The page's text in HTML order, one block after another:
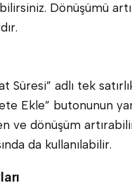
Dönüşümü
Süresi” adlı tek
Ekle” butonunun
ve dönüşüm
da kullanılabilir.